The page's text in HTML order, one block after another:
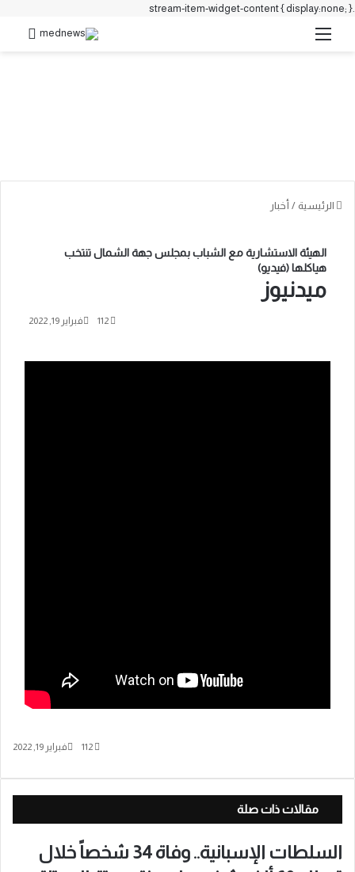
.stream-item-widget-content { display:none; }
القائمة
الرئيسية / أخبار
الهيئة الاستشارية مع الشباب بمجلس جهة الشمال تنتخب
هياكلها (فيديو)
ميدنيوز
فبراير 19, 2022
فبراير 19, 2022
مقالات ذات صلة
السلطات الإسبانية.. وفاة 34 شخصاً خلال